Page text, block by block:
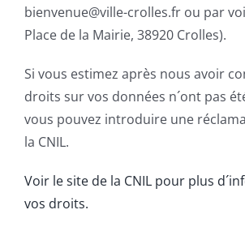
bienvenue@ville-crolles.fr ou par
Place de la Mairie, 38920 Crolles).
Si vous estimez après nous avoir
droits sur vos données n´ont pas
vous pouvez introduire une
la CNIL.
Voir le site de la CNIL pour plus
vos droits.